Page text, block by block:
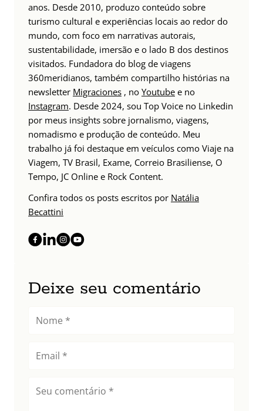
anos. Desde 2010, produzo conteúdo sobre
turismo cultural e experiências locais ao redor do
mundo, com foco em narrativas autorais,
sustentabilidade, imersão e o lado B dos destinos
visitados. Fundadora do blog de viagens
360meridianos, também compartilho histórias na
newsletter Migraciones , no Youtube e no
Instagram. Desde 2024, sou Top Voice no Linkedin
por meus insights sobre jornalismo, viagens,
nomadismo e produção de conteúdo. Meu
trabalho já foi destaque em veículos como Viaje na
Viagem, TV Brasil, Exame, Correio Brasiliense, O
Tempo, JC Online e Rock Content.
Confira todos os posts escritos por Natália
Becattini
Deixe seu comentário